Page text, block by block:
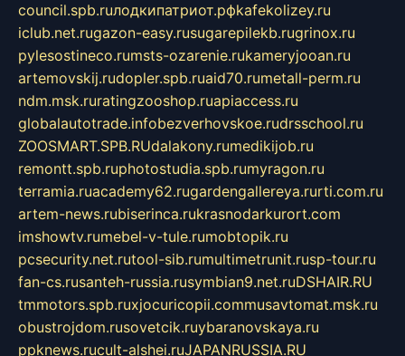
council.spb.ruлодкипатриот.рфkafekolizey.ru
iclub.net.rugazon-easy.rusugarepilekb.rugrinox.ru
pylesostineco.rumsts-ozarenie.rukameryjooan.ru
artemovskij.rudopler.spb.ruaid70.rumetall-perm.ru
ndm.msk.ruratingzooshop.ruapiaccess.ru
globalautotrade.infobezverhovskoe.rudrsschool.ru
ZOOSMART.SPB.RUdalakony.rumedikijob.ru
remontt.spb.ruphotostudia.spb.rumyragon.ru
terramia.ruacademy62.rugardengallereya.rurti.com.ru
artem-news.rubiserinca.rukrasnodarkurort.com
imshowtv.rumebel-v-tule.rumobtopik.ru
pcsecurity.net.rutool-sib.rumultimetrunit.rusp-tour.ru
fan-cs.rusanteh-russia.rusymbian9.net.ruDSHAIR.RU
tmmotors.spb.ruxjocuricopii.commusavtomat.msk.ru
obustrojdom.rusovetcik.ruybaranovskaya.ru
ppknews.rucult-alshei.ruJAPANRUSSIA.RU